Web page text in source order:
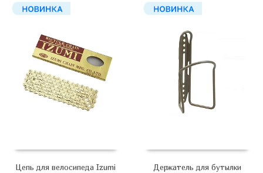
Цепь для велосипеда Izumi
Держатель для бутылки